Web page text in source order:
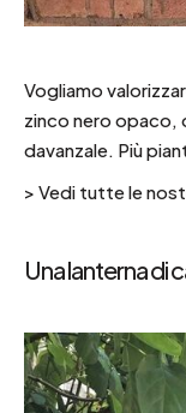
Vogliamo
zinco nero opaco,
davanzale. Più
> Vedi tutte le
Una lanterna di